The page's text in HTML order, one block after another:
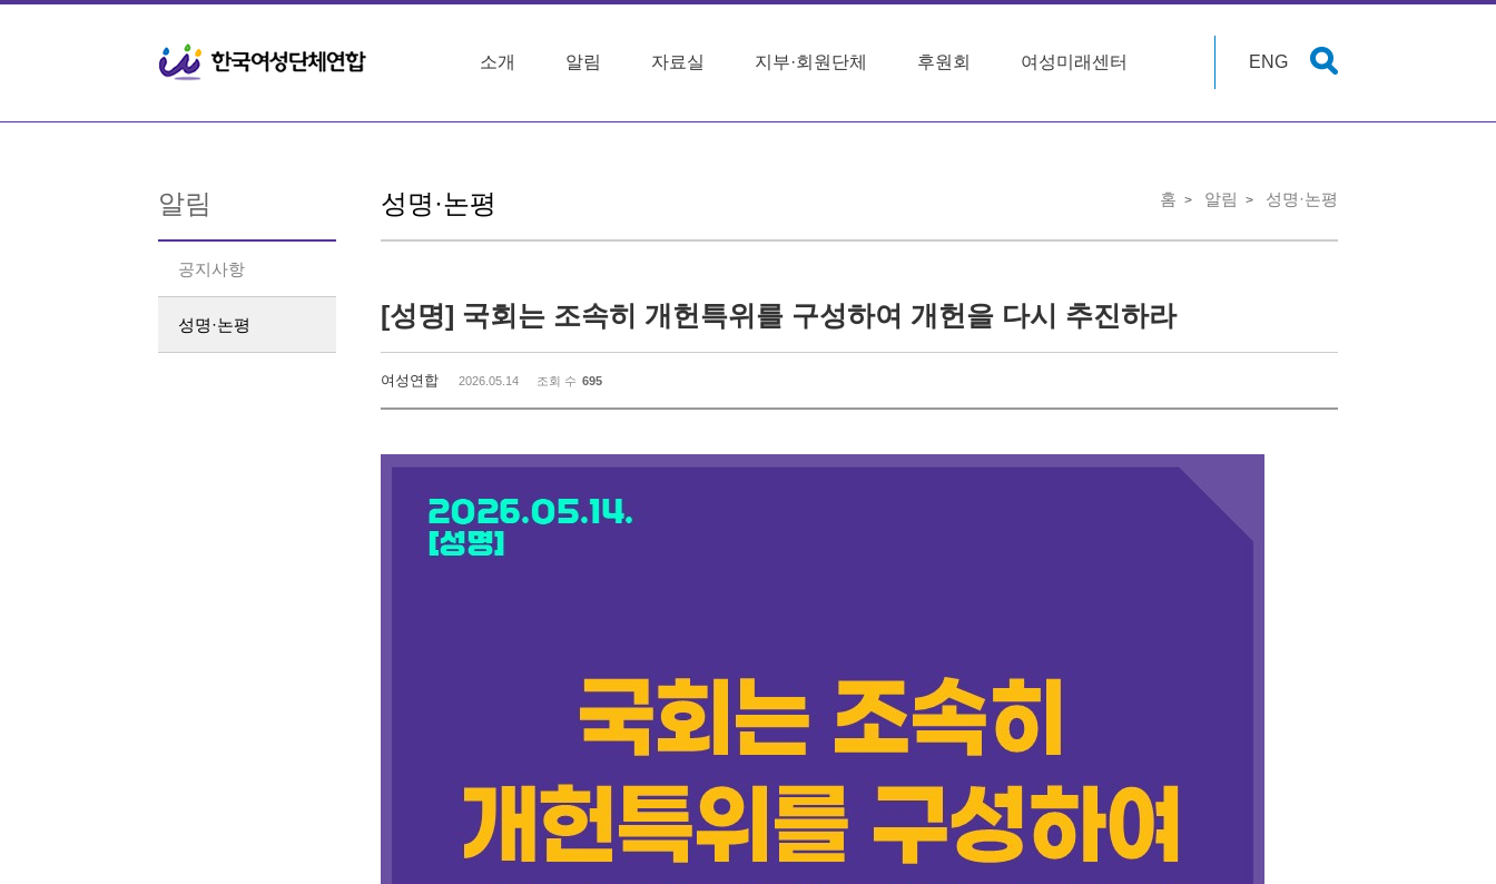
소개 알림 자료실 지부·회원단체 후원회 여성미래센터 ENG
알림
공지사항
성명·논평
성명·논평 홈 알림 성명·논평
[성명] 국회는 조속히 개헌특위를 구성하여 개헌을 다시 추진하라
여성연합 2026.05.14 조회 수 695